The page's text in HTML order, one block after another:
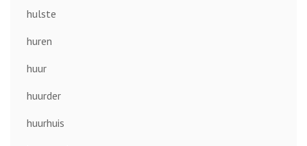
hulste
huren
huur
huurder
huurhuis